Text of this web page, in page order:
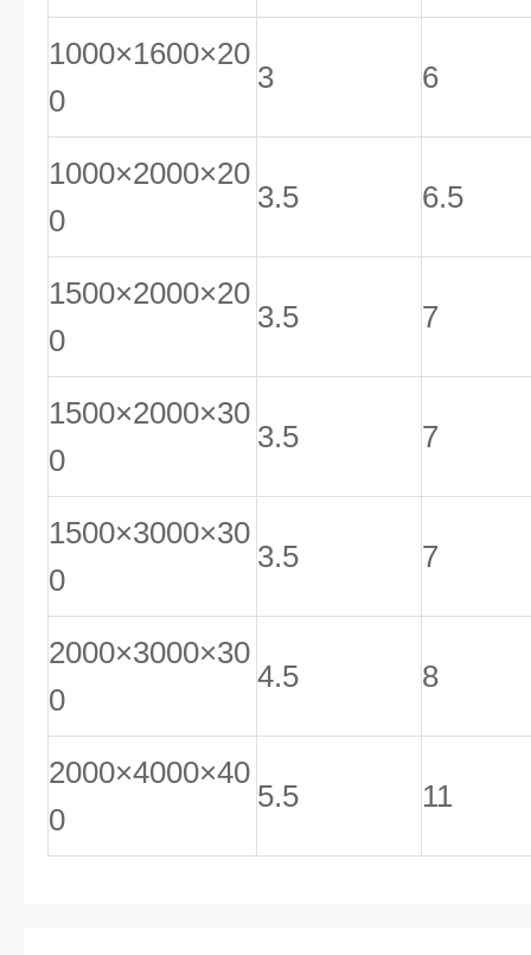
1000×1600×20
0
3 6
1000×2000×20
0
3.5 6.5
1500×2000×20
0
3.5 7
1500×2000×30
0
3.5 7
1500×3000×30
0
3.5 7
2000×3000×30
0
4.5 8
2000×4000×40
0
5.5 11